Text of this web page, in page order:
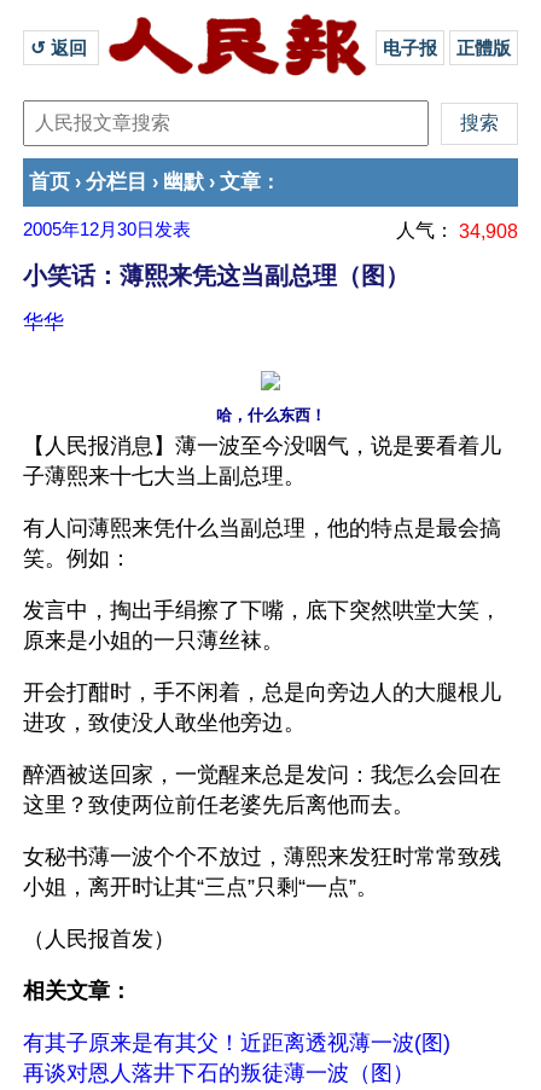
↺ 返回 电子报 正體版
首页 › 分栏目 › 幽默 › 文章 ：
2005年12月30日 发表 人气： 34,908
小笑话：薄熙来凭这当副总理（图）
华华
哈，什么东西！
【人民报消息】薄一波至今没咽气，说是要看着儿
子薄熙来十七大当上副总理。
有人问薄熙来凭什么当副总理，他的特点是最会搞
笑。例如：
发言中，掏出手绢擦了下嘴，底下突然哄堂大笑，
原来是小姐的一只薄丝袜。
开会打酣时，手不闲着，总是向旁边人的大腿根儿
进攻，致使没人敢坐他旁边。
醉酒被送回家，一觉醒来总是发问：我怎么会回在
这里？致使两位前任老婆先后离他而去。
女秘书薄一波个个不放过，薄熙来发狂时常常致残
小姐，离开时让其“三点”只剩“一点”。
（人民报首发）
相关文章：
有其子原来是有其父！近距离透视薄一波(图)
再谈对恩人落井下石的叛徒薄一波（图）